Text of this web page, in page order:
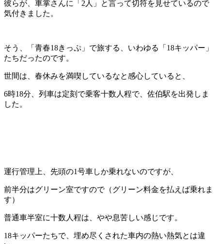
彼らが、車掌さんに「2人」と言って切符を見せているので
気付きました。
そう、「青春18きっぷ」で旅する、いわゆる「18キッパー」
たちだったのです。
世間は、春休みを満喫しているなと感心していると、
6時18分、列車は定刻で乗客十数人程で、佐伯駅を出発しま
した。
運行管理上、先頭の1号車しか乗れないのですが、
前半分はグリーン室ですので（グリーン料金を払えば乗れま
す）
普通車半室に十数人程は、やや息苦しい感じです。
18キッパーたちで、埋め尽くされた車内の熱い熱気とは違